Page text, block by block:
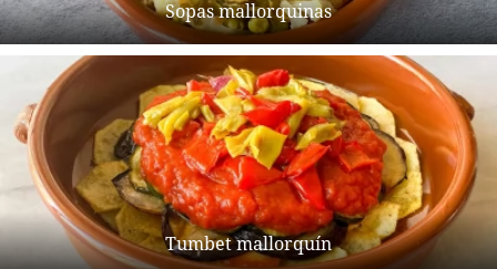
Sopas mallorquinas
Tumbet mallorquín